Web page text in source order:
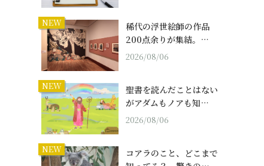
NEW
稀代の浮世絵師の作品
200点余りが集結。…
2026/08/06
NEW
聖書を読んだことはない
がアダムもノアも知…
2026/08/06
NEW
コアラのこと、どこまで